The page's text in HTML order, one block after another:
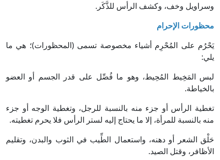
وسراويل وخف، وكشف الرأس للذَّكَر.
محظورات الإحرام
يَحْرُم على المُحْرِم أشياء مخصوصة تسمى (المحظورات)؛ هي ما
يلي:
لبس المَخِيط المُحِيط، وهو ما فُصِّل على قدر الجسم أو العضو
بالخياطة.
تغطية الرأس أو جزء منه بالنسبة للرجل، وتغطية الوجه أو جزء
منه بالنسبة للمرأة، إلا ما يحتاج إليه لستر الرأس فلا يحرم تغطيته.
حَلْق الشعر أو دهنه، واستعمال الطِّيب في الثوب والبدن، وتقليم
الأظافر، وقتل الصيد.